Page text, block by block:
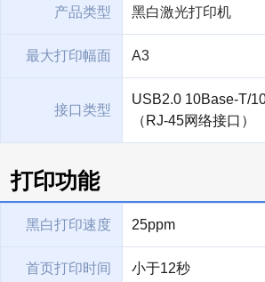
产品类型 黑白激光打印机
最大打印幅面 A3
接口类型
USB2.0 10Base-T/
（RJ-45网络接口）
打印功能
黑白打印速度 25ppm
首页打印时间 小于12秒